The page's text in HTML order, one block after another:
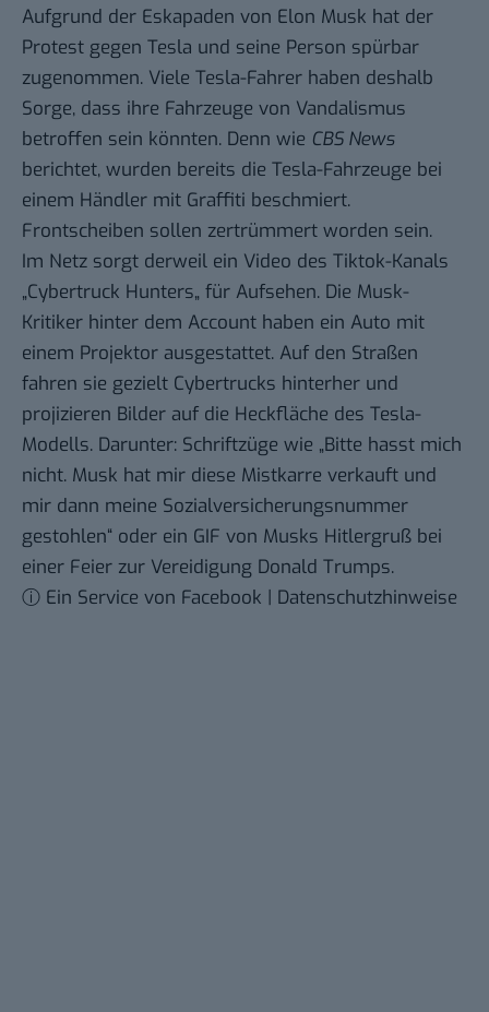
Aufgrund der Eskapaden von Elon Musk hat der
Protest gegen Tesla und seine Person spürbar
zugenommen. Viele Tesla-Fahrer haben deshalb
Sorge, dass ihre Fahrzeuge von Vandalismus
betroffen sein könnten. Denn wie CBS News
berichtet, wurden bereits die Tesla-Fahrzeuge bei
einem Händler mit Graffiti beschmiert.
Frontscheiben sollen zertrümmert worden sein.
Im Netz sorgt derweil ein Video des Tiktok-Kanals
„Cybertruck Hunters„ für Aufsehen. Die Musk-
Kritiker hinter dem Account haben ein Auto mit
einem Projektor ausgestattet. Auf den Straßen
fahren sie gezielt Cybertrucks hinterher und
projizieren Bilder auf die Heckfläche des Tesla-
Modells. Darunter: Schriftzüge wie „Bitte hasst mich
nicht. Musk hat mir diese Mistkarre verkauft und
mir dann meine Sozialversicherungsnummer
gestohlen“ oder ein GIF von Musks Hitlergruß bei
einer Feier zur Vereidigung Donald Trumps.
ⓘ Ein Service von Facebook | Datenschutzhinweise